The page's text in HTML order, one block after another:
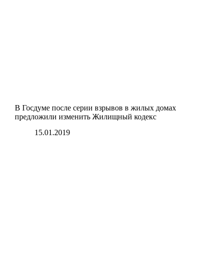
В Госдуме после серии взрывов в жилых домах
предложили изменить Жилищный кодекс
15.01.2019